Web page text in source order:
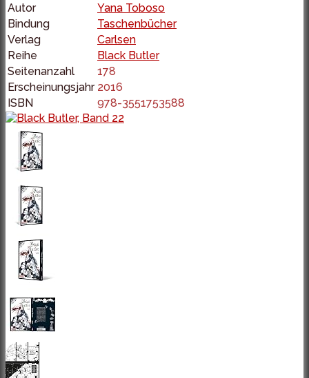
Autor
Yana Toboso
Bindung
Taschenbücher
Verlag
Carlsen
Reihe
Black Butler
Seitenanzahl
178
Erscheinungsjahr 2016
ISBN
978-3551753588